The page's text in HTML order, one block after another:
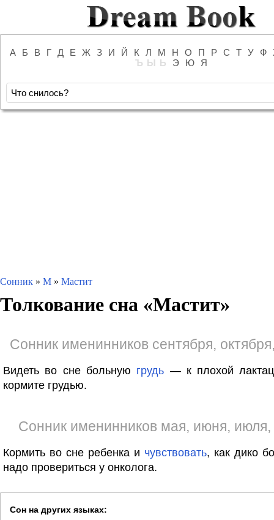
А Б В Г Д Е Ж З И Й К Л М Н О П Р С Т У Ф
Ъ Ы Ь Э Ю Я
Сонник » М » Мастит
Толкование сна «Мастит»
Сонник именинников сентября,
Видеть во сне больную грудь — к плохой
кормите грудью.
Сонник именинников мая, июня, июля,
Кормить во сне ребенка и чувствовать, как дико
надо провериться у онколога.
Сон на других языках: